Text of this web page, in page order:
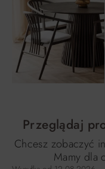
Przeglądaj
Chcesz zobaczyć
Mamy dla